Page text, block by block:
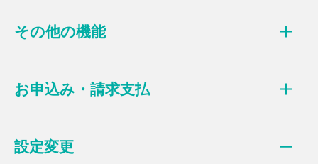
その他の機能
お申込み・請求支払
設定変更